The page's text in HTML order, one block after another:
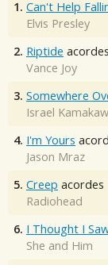
1. Can't Help
Elvis Presley
2. Riptide acordes
Vance Joy
3. Somewhere
Israel
4. I'm Yours
Jason Mraz
5. Creep acordes
Radiohead
6. I Thought I
She and Him